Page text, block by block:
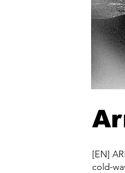
[EN]
cold-